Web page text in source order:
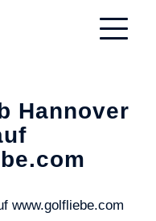
Hannover